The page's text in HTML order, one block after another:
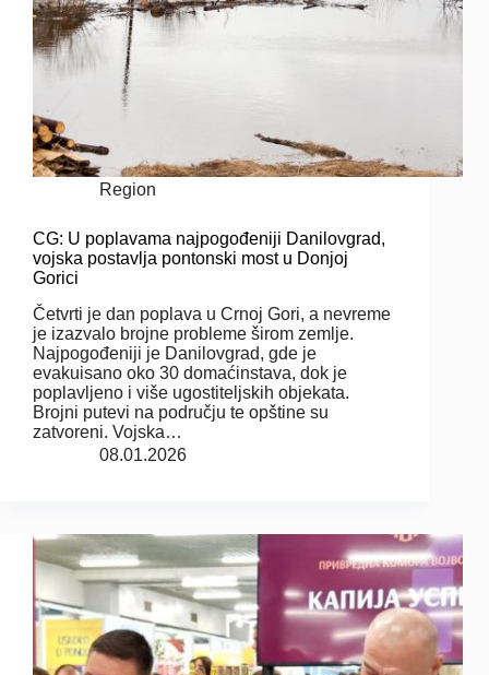
Region
CG: U poplavama najpogođeniji Danilovgrad,
vojska postavlja pontonski most u Donjoj
Gorici
Četvrti je dan poplava u Crnoj Gori, a nevreme
je izazvalo brojne probleme širom zemlje.
Najpogođeniji je Danilovgrad, gde je
evakuisano oko 30 domaćinstava, dok je
poplavljeno i više ugostiteljskih objekata.
Brojni putevi na području te opštine su
zatvoreni. Vojska…
08.01.2026